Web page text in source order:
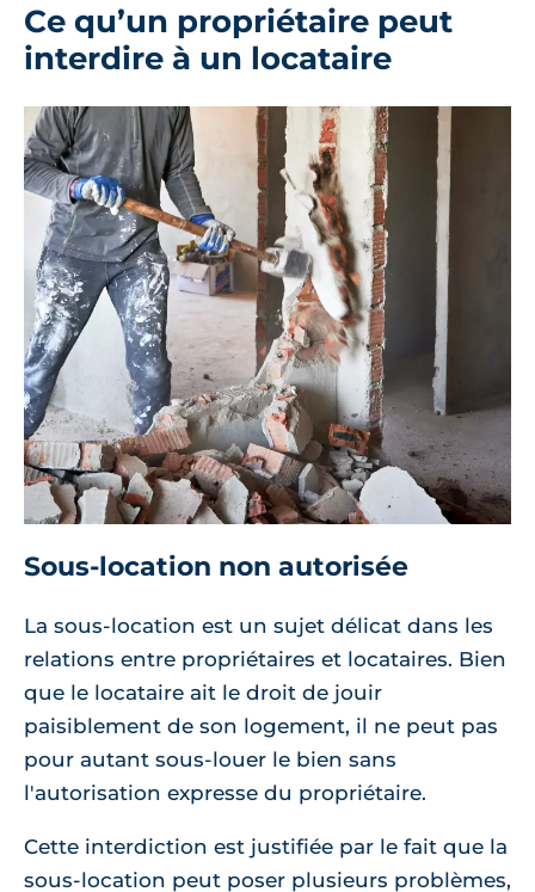
Ce qu’un propriétaire peut
interdire à un locataire
Sous-location non autorisée
La sous-location est un sujet délicat dans les
relations entre propriétaires et locataires. Bien
que le locataire ait le droit de jouir
paisiblement de son logement, il ne peut pas
pour autant sous-louer le bien sans
l'autorisation expresse du propriétaire.
Cette interdiction est justifiée par le fait que la
sous-location peut poser plusieurs problèmes,